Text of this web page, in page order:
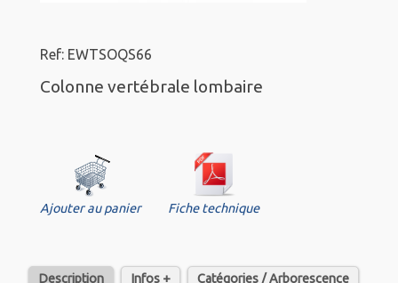
Ref: EWTSOQS66
Colonne vertébrale lombaire
Ajouter au panier Fiche technique
Description Infos + Catégories / Arborescence